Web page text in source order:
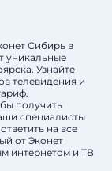
Сибирь в
уникальные
Узнайте
телевидения и
получить
специалисты
на все
от Эконет
интернетом и ТВ